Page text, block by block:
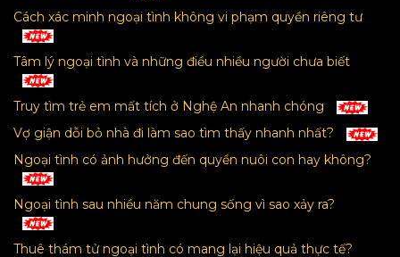
Cách xác minh ngoại tình không vi phạm quyền riêng tư
Tâm lý ngoại tình và những điều nhiều người chưa biết
Truy tìm trẻ em mất tích ở Nghệ An nhanh chóng
Vợ giận dỗi bỏ nhà đi làm sao tìm thấy nhanh nhất?
Ngoại tình có ảnh hưởng đến quyền nuôi con hay không?
Ngoại tình sau nhiều năm chung sống vì sao xảy ra?
Thuê thám tử ngoại tình có mang lại hiệu quả thực tế?